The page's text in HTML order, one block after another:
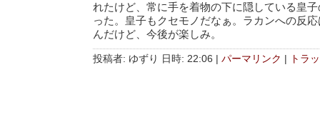
れたけど、常に手を着物の下に隠している皇
った。皇子もクセモノだなぁ。ラカンへの反
んだけど、今後が楽しみ。
投稿者: ゆずり 日時: 22:06 パーマリンク トラ